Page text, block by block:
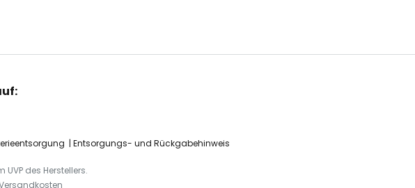
Entsorgungs- und Rückgabehinweis
des Herstellers.